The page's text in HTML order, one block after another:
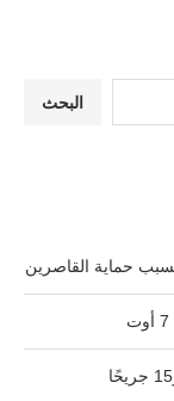
البحث